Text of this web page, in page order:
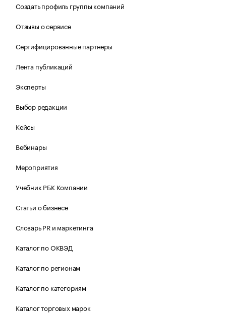
Создать профиль группы компаний
Отзывы о сервисе
Сертифицированные партнеры
Лента публикаций
Эксперты
Выбор редакции
Кейсы
Вебинары
Мероприятия
Учебник РБК Компании
Статьи о бизнесе
Словарь PR и маркетинга
Каталог по ОКВЭД
Каталог по регионам
Каталог по категориям
Каталог торговых марок